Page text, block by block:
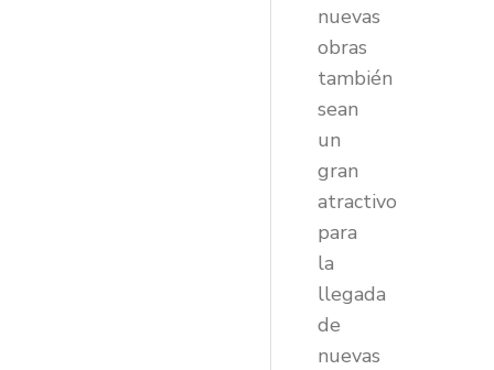
nuevas
obras
también
sean
un
gran
atractivo
para
la
llegada
de
nuevas